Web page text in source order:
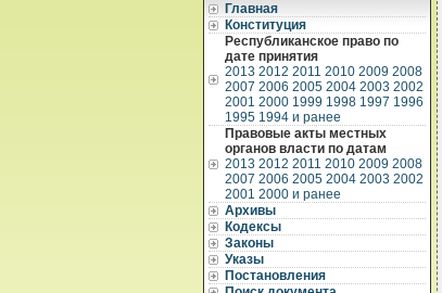
Главная
Конституция
Республиканское право по
дате принятия
2013 2012 2011 2010 2009 2008
2007 2006 2005 2004 2003 2002
2001 2000 1999 1998 1997 1996
1995 1994 и ранее
Правовые акты местных
органов власти по датам
2013 2012 2011 2010 2009 2008
2007 2006 2005 2004 2003 2002
2001 2000 и ранее
Архивы
Кодексы
Законы
Указы
Постановления